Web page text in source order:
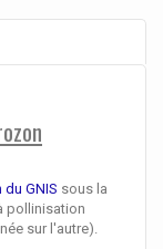
GNIS sous la
pollinisation
sur l'autre).